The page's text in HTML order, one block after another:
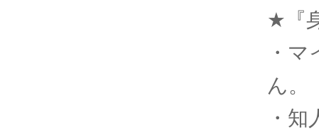
★『
・
ん。
・